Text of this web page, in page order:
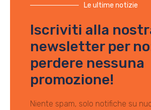
Le ultime notizie
Iscriviti alla
newsletter per
perdere nessuna
promozione!
Niente spam, solo notifiche su